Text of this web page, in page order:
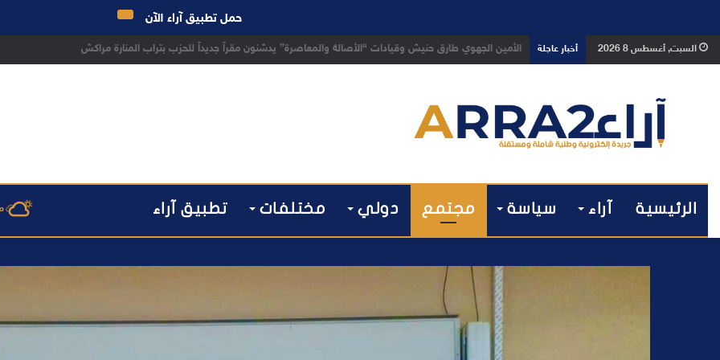
السبت, أغسطس 8 2026 أخبار عاجلة بعد تداول فيديو يوثق العملية.. أمن مراكش يطيح بقاصر مشتبه في تورطه في سرقة مسلحة..
الرئيسية آراء سياسة مجتمع دولي مختلفات تطبيق آراء
حمل تطبيق آراء الآن